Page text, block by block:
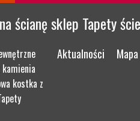
ścianę sklep Tapety
kostka z
Menu
Skip to content
Aktualności